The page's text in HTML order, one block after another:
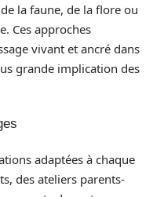
la faune, de la flore ou
Ces approches
vivant et ancré dans
grande implication des
adaptées à chaque
des ateliers parents-